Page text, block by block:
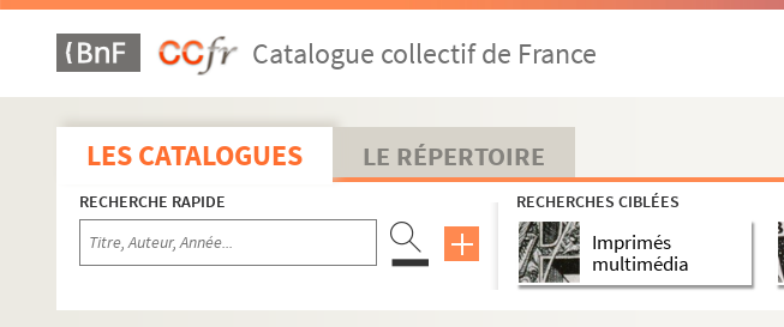
Catalogue collectif de France
LES CATALOGUES LE RÉPERTOIRE
RECHERCHE RAPIDE RECHERCHES CIBLÉES
Imprimés
multimédia